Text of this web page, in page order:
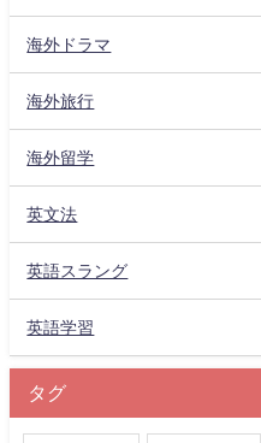
海外ドラマ
海外旅行
海外留学
英文法
英語スラング
英語学習
タグ